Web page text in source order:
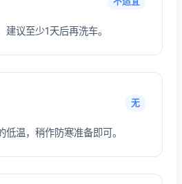
议至少1天后再洗车。
无
温，稍作防寒准备即可。